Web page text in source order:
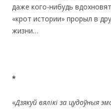
даже кого-нибудь
«крот истории» прорыл в
жизни…
*
«Дзякуй вялікі за цудоўныя